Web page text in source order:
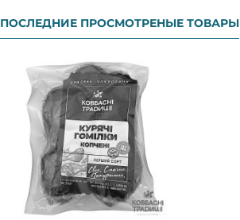
ПОСЛЕДНИЕ ПРОСМОТРЕНЫЕ ТОВАРЫ